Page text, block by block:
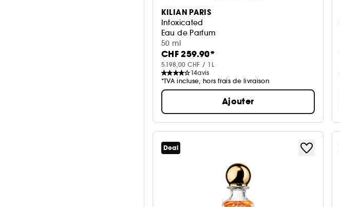
KILIAN PARIS
Intoxicated
Eau de Parfum
50 ml
CHF 259.90*
5.198,00 CHF / 1L
14avis
*TVA incluse, hors frais de livraison
Ajouter
Deal